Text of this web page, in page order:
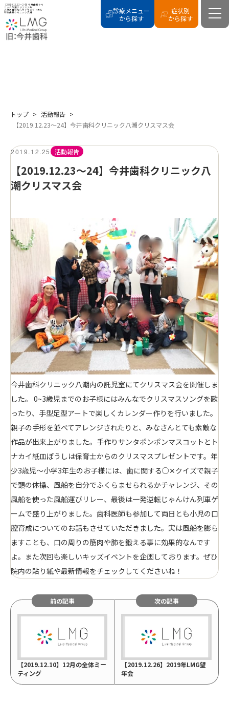
【2019.12.23～24】今井歯科クリ
ニック八潮クリスマス会
八潮の歯科ならライフメディカル
総合歯科クリニック八潮
診療メニュー
から探す
症状別
から探す
トップ > 活動報告 >
【2019.12.23～24】今井歯科クリニック八潮クリスマス会
2019.12.25 活動報告
【2019.12.23～24】今井歯科クリニック八
潮クリスマス会
今井歯科クリニック八潮内の託児室にてクリスマス会を開催しま
した。 0~3歳児までのお子様にはみんなでクリスマスソングを歌
ったり、手型足型アートで楽しくカレンダー作りを行いました。
親子の手形を並べてアレンジされたりと、みなさんとても素敵な
作品が出来上がりました。手作りサンタポンポンマスコットとト
ナカイ紙皿ぼうしは保育士からのクリスマスプレゼントです。年
少3歳児〜小学3年生のお子様には、歯に関する○✕️クイズで親子
で頭の体操、風船を自分でふくらませられるかチャレンジ、その
風船を使った風船運びリレー、最後は一発逆転じゃんけん列車ゲ
ームで盛り上がりました。歯科医師も参加して両日とも小児の口
腔育成についてのお話もさせていただきました。実は風船を膨ら
ますことも、口の周りの筋肉や肺を鍛える事に効果的なんです
よ。また次回も楽しいキッズイベントを企画しております。ぜひ
院内の貼り紙や最新情報をチェックしてくださいね！
前の記事
【2019.12.10】12月の全体ミー
ティング
次の記事
【2019.12.26】2019年LMG望
年会